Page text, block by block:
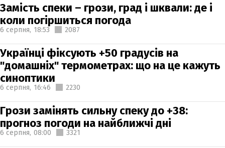
Замість спеки – грози, град і шквали: де і
коли погіршиться погода
6 серпня, 18:53 2087
Українці фіксують +50 градусів на
"домашніх" термометрах: що на це кажуть
синоптики
6 серпня, 16:46 2230
Грози замінять сильну спеку до +38:
прогноз погоди на найближчі дні
6 серпня, 08:00 3321